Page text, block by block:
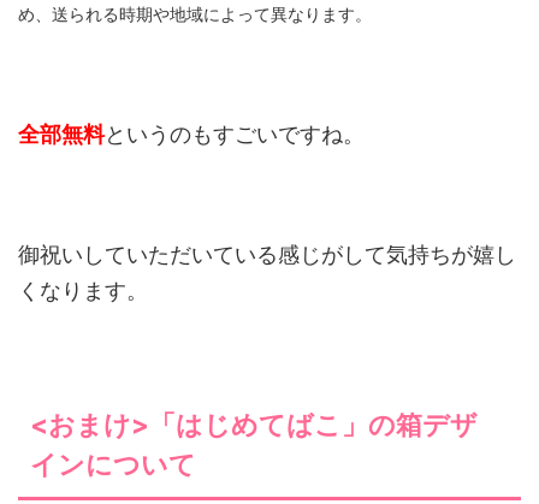
め、送られる時期や地域によって異なります。
全部無料というのもすごいですね。
御祝いしていただいている感じがして気持ちが嬉し
くなります。
<おまけ>「はじめてばこ」の箱デザ
インについて